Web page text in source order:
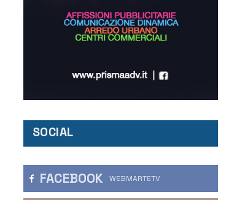
SOCIAL
FACEBOOK WEBMARTETV